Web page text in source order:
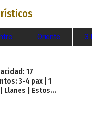
Oriente 3
17
3-4 pax | 1
Llanes | Estos
de la villa de